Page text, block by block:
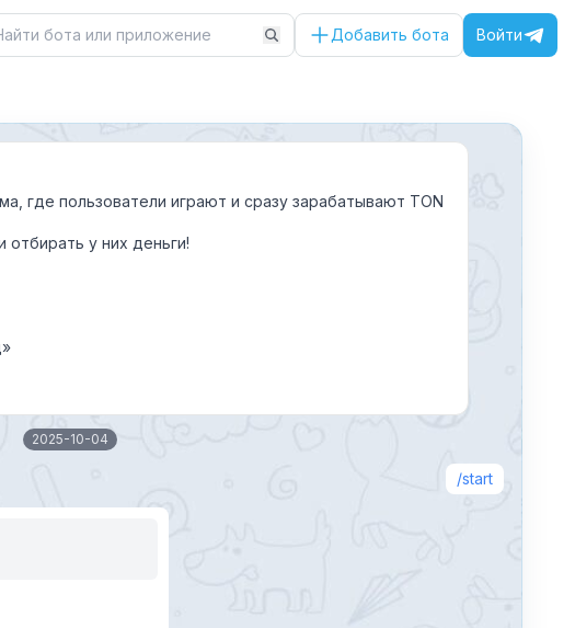
Добавить бота Войти
где пользователи играют и сразу зарабатывают TON
у них деньги!
2025-10-04
start